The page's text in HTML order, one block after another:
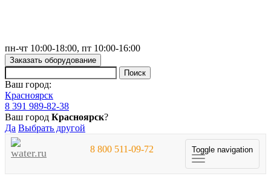
пн-чт 10:00-18:00, пт 10:00-16:00
Заказать оборудование
Ваш город:
Красноярск
8 391 989-82-38
Ваш город Красноярск?
Да Выбрать другой
Toggle navigation
8 800 511-09-72